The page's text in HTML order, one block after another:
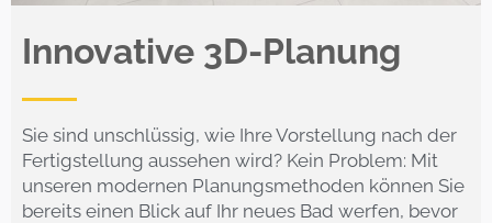
Innovative 3D-Planung
Sie sind unschlüssig, wie Ihre Vorstellung nach der
Fertigstellung aussehen wird? Kein Problem: Mit
unseren modernen Planungsmethoden können Sie
bereits einen Blick auf Ihr neues Bad werfen, bevor